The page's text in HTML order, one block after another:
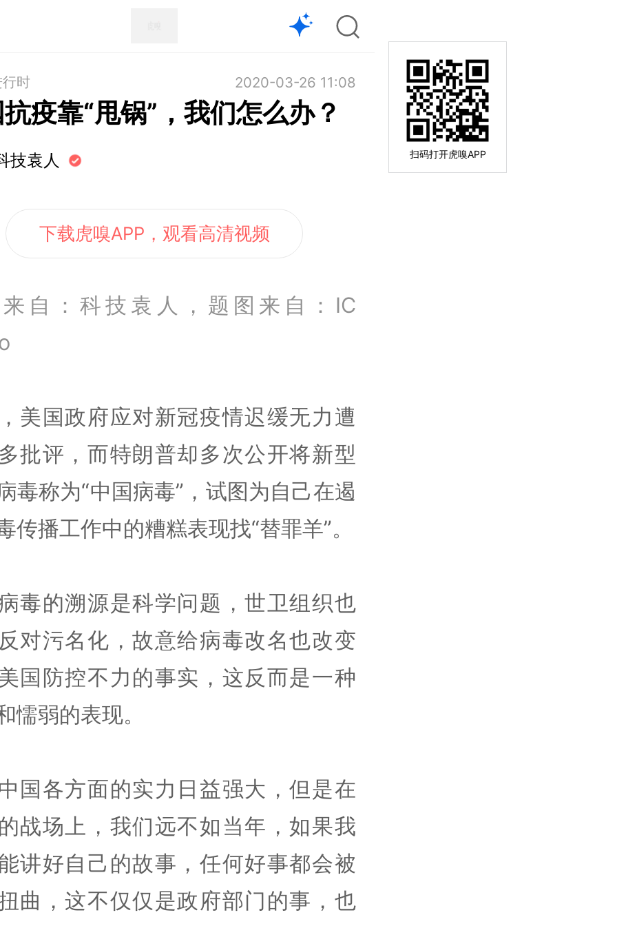
扫码打开虎嗅APP
时 2020-03-26 11:08
疫靠“甩锅”，我们怎么办？
技袁人
下载虎嗅APP，观看高清视频
自：科技袁人，题图来自：IC
美国政府应对新冠疫情迟缓无力遭
批评，而特朗普却多次公开将新型
毒称为“中国病毒”，试图为自己在遏
传播工作中的糟糕表现找“替罪羊”。
毒的溯源是科学问题，世卫组织也
对污名化，故意给病毒改名也改变
国防控不力的事实，这反而是一种
懦弱的表现。
国各方面的实力日益强大，但是在
战场上，我们远不如当年，如果我
讲好自己的故事，任何好事都会被
曲，这不仅仅是政府部门的事，也